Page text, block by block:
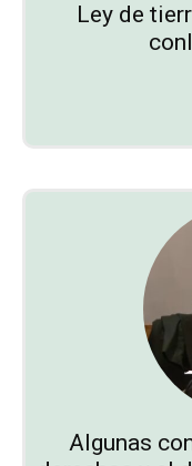
Ley de
Algunas